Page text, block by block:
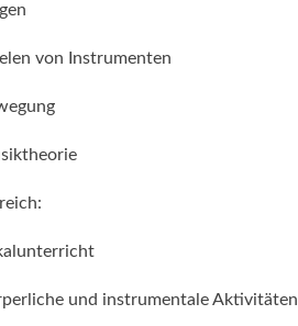
von Instrumenten
und instrumentale Aktivitäten